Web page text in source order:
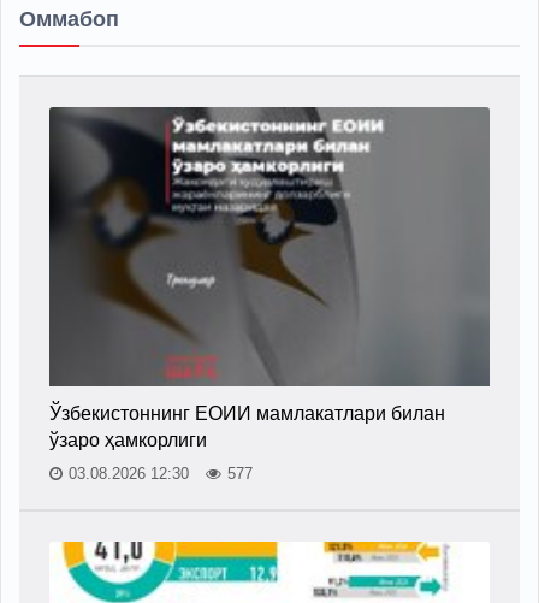
Оммабоп
Ўзбекистоннинг ЕОИИ мамлакатлари билан
ўзаро ҳамкорлиги
03.08.2026 12:30 577